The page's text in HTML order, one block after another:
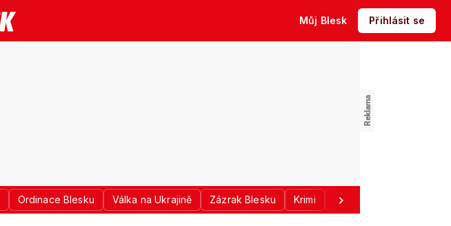
Můj Blesk Přihlásit se
Ordinace Blesku Válka na Ukrajině Zázrak Blesku Krimi Donald Trump